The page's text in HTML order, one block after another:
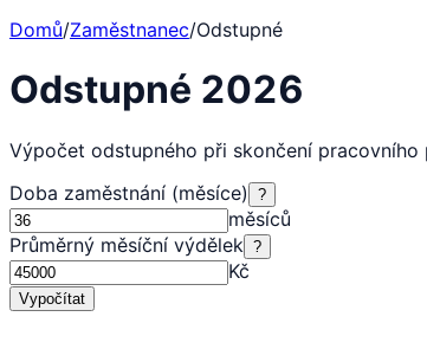
Domů/Zaměstnanec/Odstupné
Odstupné 2026
Výpočet odstupného při skončení
Doba zaměstnání (měsíce)
?
měsíců
Průměrný měsíční výdělek ?
Kč
Vypočítat